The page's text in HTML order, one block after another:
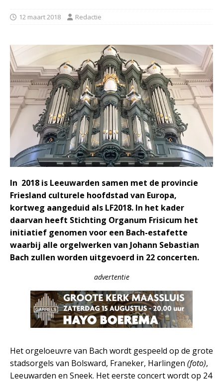
12 maart 2018 Redactie
In 2018 is Leeuwarden samen met de provincie
Friesland culturele hoofdstad van Europa,
kortweg aangeduid als LF2018. In het kader
daarvan heeft Stichting Organum Frisicum het
initiatief genomen voor een Bach-estafette
waarbij alle orgelwerken van Johann Sebastian
Bach zullen worden uitgevoerd in 22 concerten.
advertentie
Het orgeloeuvre van Bach wordt gespeeld op de grote
stadsorgels van Bolsward, Franeker, Harlingen (foto),
Leeuwarden en Sneek. Het eerste concert wordt op 24